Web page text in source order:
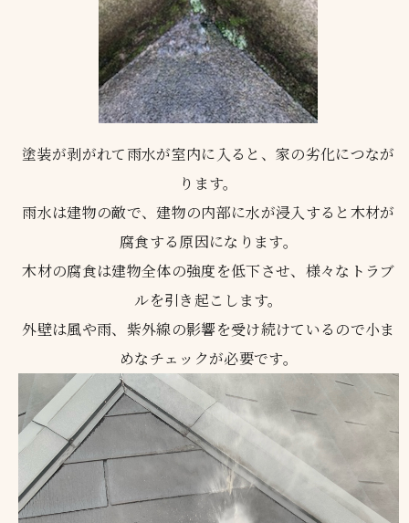
塗装が剥がれて雨水が室内に入ると、家の劣化につなが
ります。
雨水は建物の敵で、建物の内部に水が浸入すると木材が
腐食する原因になります。
木材の腐食は建物全体の強度を低下させ、様々なトラブ
ルを引き起こします。
外壁は風や雨、紫外線の影響を受け続けているので小ま
めなチェックが必要です。